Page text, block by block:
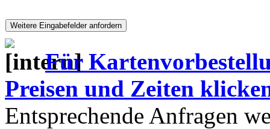
Für
Preisen und Zeiten
Entsprechende Anfragen